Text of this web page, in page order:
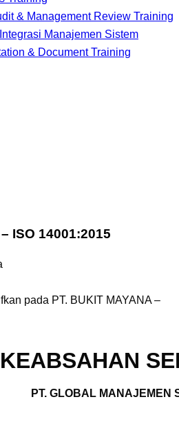
& Management Review Training
Manajemen Sistem
& Document Training
ISO 14001:2015
pada PT. BUKIT MAYANA –
KEABSAHAN
PT. GLOBAL MANAJEMEN